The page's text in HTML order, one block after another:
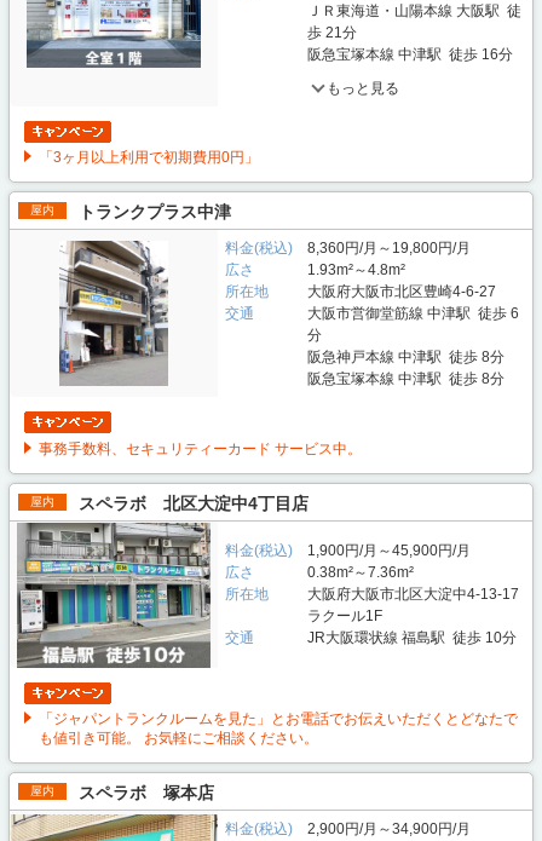
ＪＲ東海道・山陽本線 大阪駅 徒
歩 21分
阪急宝塚本線 中津駅 徒歩 16分
もっと見る
「3ヶ月以上利用で初期費用0円」
屋内 トランクプラス中津
料金(税込)
8,360円/月～19,800円/月
広さ
1.93m²～4.8m²
所在地
大阪府大阪市北区豊崎4-6-27
交通
大阪市営御堂筋線 中津駅 徒歩 6
分
阪急神戸本線 中津駅 徒歩 8分
阪急宝塚本線 中津駅 徒歩 8分
事務手数料、セキュリティーカード サービス中。
屋内 スペラボ 北区大淀中4丁目店
料金(税込)
1,900円/月～45,900円/月
広さ
0.38m²～7.36m²
所在地
大阪府大阪市北区大淀中4-13-17
ラクール1F
交通
JR大阪環状線 福島駅 徒歩 10分
「ジャパントランクルームを見た」とお電話でお伝えいただくとどなたで
も値引き可能。 お気軽にご相談ください。
屋内 スペラボ 塚本店
料金(税込)
2,900円/月～34,900円/月